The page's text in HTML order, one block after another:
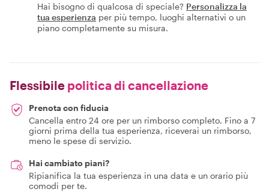
Hai bisogno di qualcosa di speciale? Personalizza la
tua esperienza per più tempo, luoghi alternativi o un
piano completamente su misura.
Flessibile politica di cancellazione
Prenota con fiducia
Cancella entro 24 ore per un rimborso completo. Fino a 7
giorni prima della tua esperienza, riceverai un rimborso,
meno le spese di servizio.
Hai cambiato piani?
Ripianifica la tua esperienza in una data e un orario più
comodi per te.